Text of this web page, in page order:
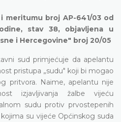
meritumu broj AP-641/03 od
stav 38, objavljena u
i Hercegovine" broj 20/05
sud primjećuje da apelantu
pristupa „sudu" koji bi mogao
pritvora. Naime, apelantu nije
izjavljivanja žalbe vijeću
sudu protiv prvostepenih
su vijeće Općinskog suda